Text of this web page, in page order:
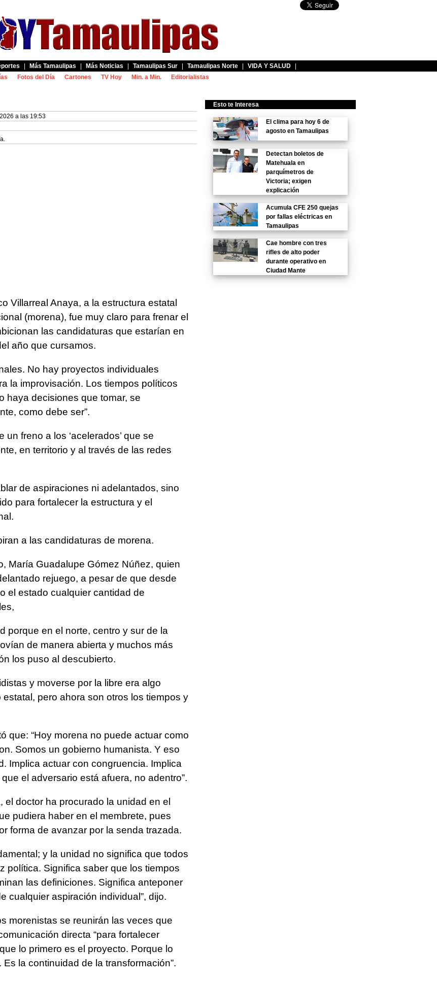
Más Tamaulipas Más Noticias Tamaulipas Sur Tamaulipas Norte VIDA Y SALUD
Fotos del Día Cartones TV Hoy Min. a Min. Editorialistas
a las 19:53
Villarreal Anaya, a la estructura estatal
(morena), fue muy claro para frenar el
las candidaturas que estarían en
año que cursamos.
No hay proyectos individuales
la improvisación. Los tiempos políticos
haya decisiones que tomar, se
como debe ser”.
freno a los ‘acelerados’ que se
en territorio y al través de las redes
de aspiraciones ni adelantados, sino
para fortalecer la estructura y el
a las candidaturas de morena.
María Guadalupe Gómez Núñez, quien
rejuego, a pesar de que desde
el estado cualquier cantidad de
porque en el norte, centro y sur de la
de manera abierta y muchos más
los puso al descubierto.
y moverse por la libre era algo
pero ahora son otros los tiempos y
que: “Hoy morena no puede actuar como
Somos un gobierno humanista. Y eso
Implica actuar con congruencia. Implica
el adversario está afuera, no adentro”.
doctor ha procurado la unidad en el
pudiera haber en el membrete, pues
forma de avanzar por la senda trazada.
y la unidad no significa que todos
política. Significa saber que los tiempos
las definiciones. Significa anteponer
cualquier aspiración individual”, dijo.
morenistas se reunirán las veces que
directa “para fortalecer
lo primero es el proyecto. Porque lo
la continuidad de la transformación”.
Esto te Interesa
El clima para hoy 6 de
agosto en Tamaulipas
Detectan boletos de
Matehuala en
parquímetros de
Victoria; exigen
explicación
Acumula CFE 250 quejas
por fallas eléctricas en
Tamaulipas
Cae hombre con tres
rifles de alto poder
durante operativo en
Ciudad Mante